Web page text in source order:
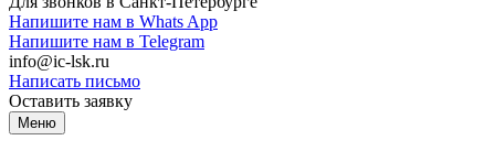
Напишите нам в Whats App
Напишите нам в Telegram
info@ic-lsk.ru
Написать письмо
Оставить заявку
Меню